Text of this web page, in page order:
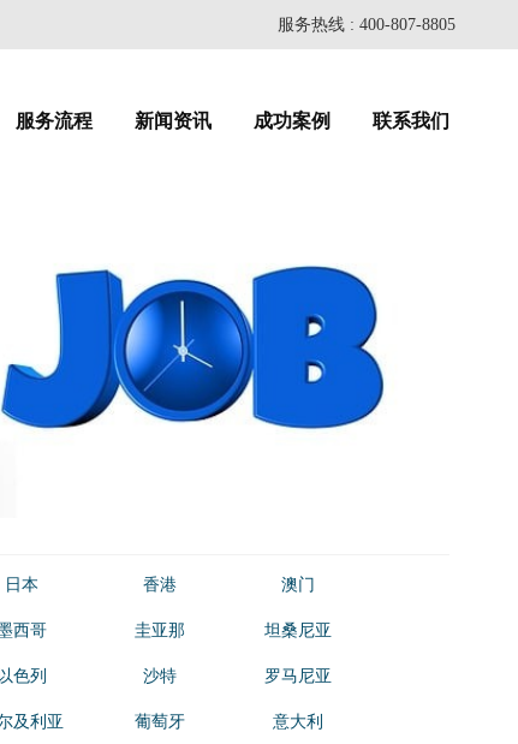
服务热线 : 400-807-8805
服务流程 新闻资讯 成功案例 联系我们
日本 香港 澳门
西哥 圭亚那 坦桑尼亚
色列 沙特 罗马尼亚
及利亚 葡萄牙 意大利